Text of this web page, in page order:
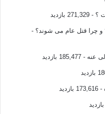
؟ - 271,329 بازدید
و چرا قتل عام می شوند؟ -
عنه - 185,477 بازدید
- 173,616 بازدید